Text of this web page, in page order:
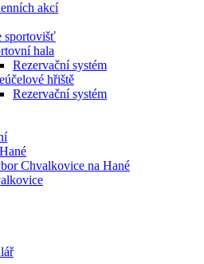
akcí
sportovišť
hala
Rezervační systém
hřiště
Rezervační systém
Chvalkovice na Hané